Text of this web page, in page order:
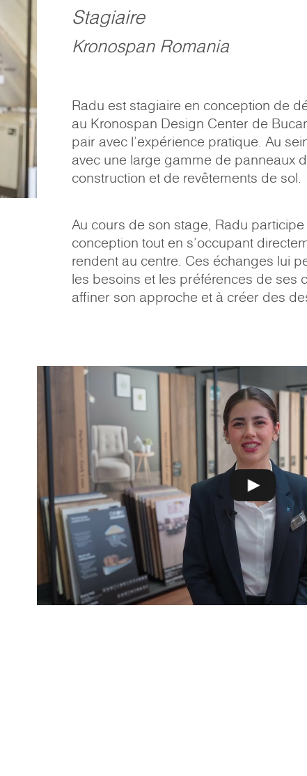
Stagiaire
Kronospan Romania
Radu est stagiaire en conception de
au Kronospan Design Center de
pair avec l'expérience pratique. Au
avec une large gamme de panneaux
construction et de revêtements de sol.
Au cours de son stage, Radu
conception tout en s'occupant
rendent au centre. Ces échanges lui
les besoins et les préférences de ses
affiner son approche et à créer des